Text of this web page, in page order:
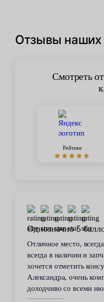
Отзывы наших
Смотреть
Рейтинг
Однозначно 5
Отличное место,
всегда в наличии и
хочется отметить
Александра, очень
доходчиво со всеми